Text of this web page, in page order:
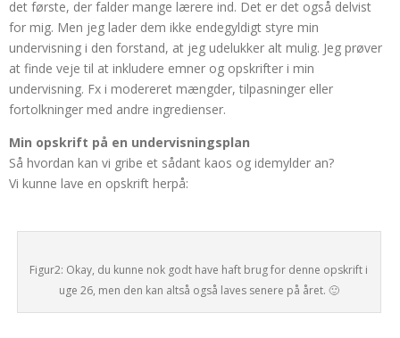
det første, der falder mange lærere ind. Det er det også delvist
for mig. Men jeg lader dem ikke endegyldigt styre min
undervisning i den forstand, at jeg udelukker alt mulig. Jeg prøver
at finde veje til at inkludere emner og opskrifter i min
undervisning. Fx i modereret mængder, tilpasninger eller
fortolkninger med andre ingredienser.
Min opskrift på en undervisningsplan
Så hvordan kan vi gribe et sådant kaos og idemylder an?
Vi kunne lave en opskrift herpå:
Figur2: Okay, du kunne nok godt have haft brug for denne opskrift i
uge 26, men den kan altså også laves senere på året. 🙂